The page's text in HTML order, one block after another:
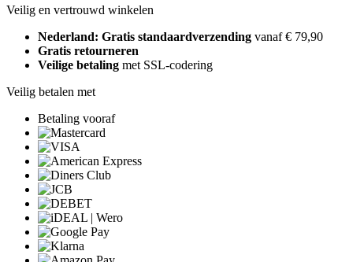
Veilig en vertrouwd winkelen
Nederland: Gratis standaardverzending vanaf € 79,90
Gratis retourneren
Veilige betaling met SSL-codering
Veilig betalen met
Betaling vooraf